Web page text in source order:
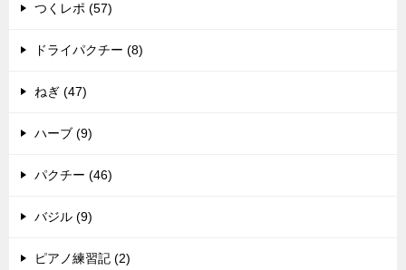
つくレポ (57)
ドライパクチー (8)
ねぎ (47)
ハーブ (9)
パクチー (46)
バジル (9)
ピアノ練習記 (2)